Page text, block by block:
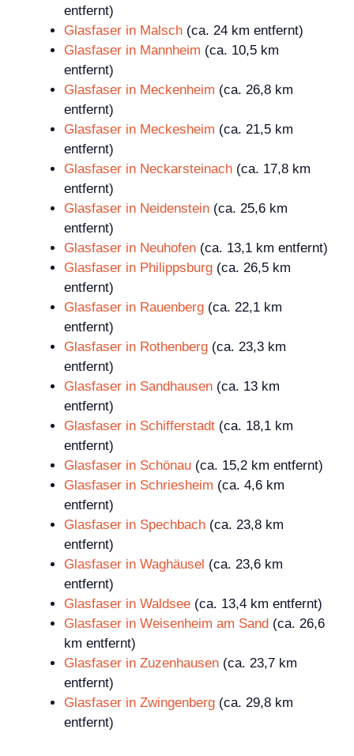
entfernt)
Glasfaser in Malsch (ca. 24 km entfernt)
Glasfaser in Mannheim (ca. 10,5 km
entfernt)
Glasfaser in Meckenheim (ca. 26,8 km
entfernt)
Glasfaser in Meckesheim (ca. 21,5 km
entfernt)
Glasfaser in Neckarsteinach (ca. 17,8 km
entfernt)
Glasfaser in Neidenstein (ca. 25,6 km
entfernt)
Glasfaser in Neuhofen (ca. 13,1 km entfernt)
Glasfaser in Philippsburg (ca. 26,5 km
entfernt)
Glasfaser in Rauenberg (ca. 22,1 km
entfernt)
Glasfaser in Rothenberg (ca. 23,3 km
entfernt)
Glasfaser in Sandhausen (ca. 13 km
entfernt)
Glasfaser in Schifferstadt (ca. 18,1 km
entfernt)
Glasfaser in Schönau (ca. 15,2 km entfernt)
Glasfaser in Schriesheim (ca. 4,6 km
entfernt)
Glasfaser in Spechbach (ca. 23,8 km
entfernt)
Glasfaser in Waghäusel (ca. 23,6 km
entfernt)
Glasfaser in Waldsee (ca. 13,4 km entfernt)
Glasfaser in Weisenheim am Sand (ca. 26,6
km entfernt)
Glasfaser in Zuzenhausen (ca. 23,7 km
entfernt)
Glasfaser in Zwingenberg (ca. 29,8 km
entfernt)